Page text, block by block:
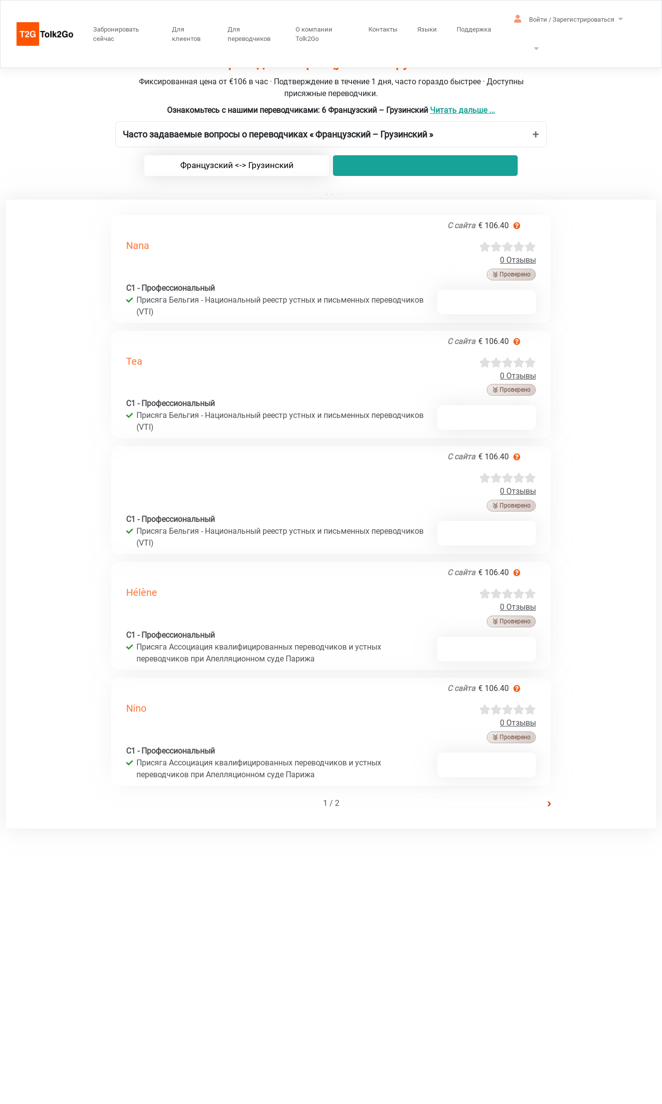
Забронировать
сейчас
Для
клиентов
Для
переводчиков
О компании
Tolk2Go
Контакты Языки Поддержка
Войти / Зарегистрироваться
Фиксированная цена от €106 в час · Подтверждение в течение 1 дня, часто гораздо быстрее · Доступны
присяжные переводчики.
Ознакомьтесь с нашими переводчиками: 6 Французский – Грузинский Читать дальше ...
Часто задаваемые вопросы о переводчиках « Французский – Грузинский »
Французский <-> Грузинский
С сайта € 106.40
Nana
0 Отзывы
🥉 Проверено
C1 - Профессиональный
Присяга Бельгия - Национальный реестр устных и письменных переводчиков
(VTI)
С сайта € 106.40
Tea
0 Отзывы
🥉 Проверено
C1 - Профессиональный
Присяга Бельгия - Национальный реестр устных и письменных переводчиков
(VTI)
С сайта € 106.40
0 Отзывы
🥉 Проверено
C1 - Профессиональный
Присяга Бельгия - Национальный реестр устных и письменных переводчиков
(VTI)
С сайта € 106.40
Hélène
0 Отзывы
🥉 Проверено
C1 - Профессиональный
Присяга Ассоциация квалифицированных переводчиков и устных
переводчиков при Апелляционном суде Парижа
С сайта € 106.40
Nino
0 Отзывы
🥉 Проверено
C1 - Профессиональный
Присяга Ассоциация квалифицированных переводчиков и устных
переводчиков при Апелляционном суде Парижа
1 / 2 ›